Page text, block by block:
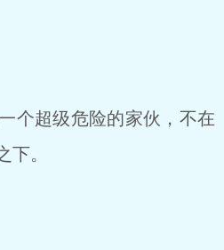
个超级危险的家伙，不在
下。